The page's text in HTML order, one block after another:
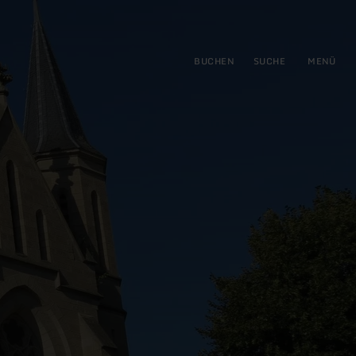
BUCHEN SUCHE MENÜ